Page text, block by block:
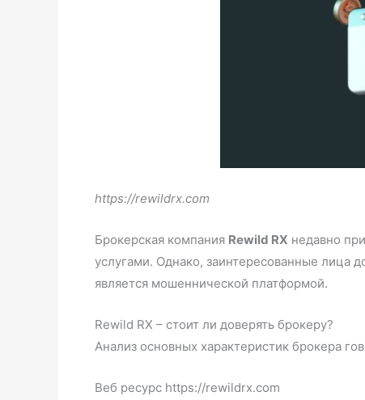
https://rewildrx.com
Брокерская компания Rewild RX недавно
услугами. Однако, заинтересованные лица
является мошеннической платформой.
Rewild RX – стоит ли доверять брокеру?
Анализ основных характеристик брокера
Веб ресурс https://rewildrx.com